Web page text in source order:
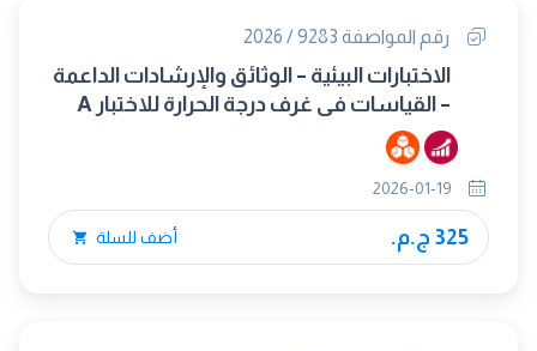
رقم المواصفة 9283 / 2026
الاختبارات البيئية – الوثائق والإرشادات الداعمة
– القياسات في غرف درجة الحرارة للاختبار A
وجود حمل)
325 ج.م. أضف للسلة